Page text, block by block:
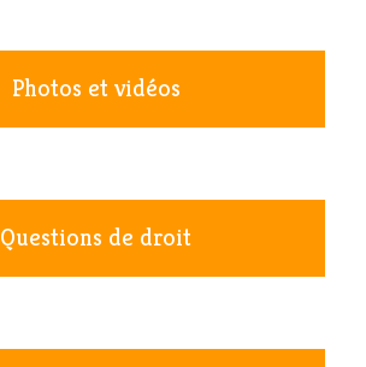
Photos et vidéos
Questions de droit